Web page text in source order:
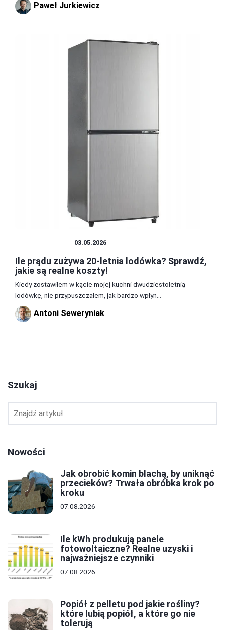
Paweł Jurkiewicz
03.05.2026
Ile prądu zużywa 20-letnia lodówka? Sprawdź,
jakie są realne koszty!
Kiedy zostawiłem w kącie mojej kuchni dwudziestoletnią
lodówkę, nie przypuszczałem, jak bardzo wpłyn...
Antoni Seweryniak
Szukaj
Nowości
Jak obrobić komin blachą, by uniknąć
przecieków? Trwała obróbka krok po
kroku
07.08.2026
Ile kWh produkują panele
fotowoltaiczne? Realne uzyski i
najważniejsze czynniki
07.08.2026
Popiół z pelletu pod jakie rośliny?
które lubią popiół, a które go nie
tolerują